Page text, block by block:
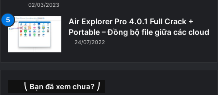
02/03/2023
Air Explorer Pro 4.0.1 Full Crack +
Portable – Đồng bộ file giữa các cloud
24/07/2022
⎝ Bạn đã xem chưa? ⎠